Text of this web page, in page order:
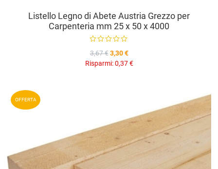
Listello Legno di Abete Austria Grezzo per
Carpenteria mm 25 x 50 x 4000
3,67 € 3,30 €
Risparmi:0,37 €
OFFERTA